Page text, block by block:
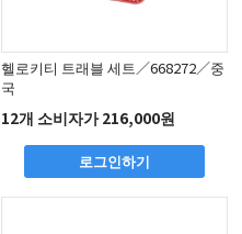
헬로키티 트래블 세트／668272／중
국
12개 소비자가 216,000원
로그인하기